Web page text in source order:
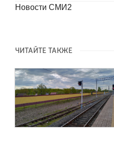
Новости СМИ2
ЧИТАЙТЕ ТАКЖЕ